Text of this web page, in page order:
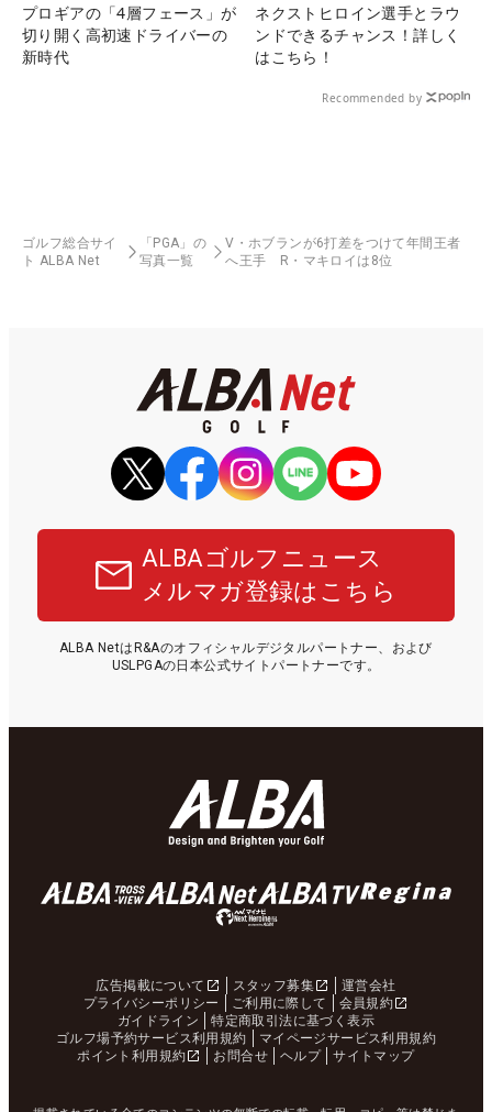
プロギアの「4層フェース」が
切り開く高初速ドライバーの
新時代
ネクストヒロイン選手とラウ
ンドできるチャンス！詳しく
はこちら！
Recommended by
ゴルフ総合サイ
ト ALBA Net
「PGA」の
写真一覧
V・ホブランが6打差をつけて年間王者
へ王手 R・マキロイは8位
ALBAゴルフニュース
メルマガ登録はこちら
ALBA NetはR&Aのオフィシャルデジタルパートナー、および
USLPGAの日本公式サイトパートナーです。
広告掲載について スタッフ募集
運営会社
プライバシーポリシー
ご利用に際して
会員規約
ガイドライン
特定商取引法に基づく表示
ゴルフ場予約サービス利用規約
マイページサービス利用規約
ポイント利用規約
お問合せ ヘルプ サイトマップ